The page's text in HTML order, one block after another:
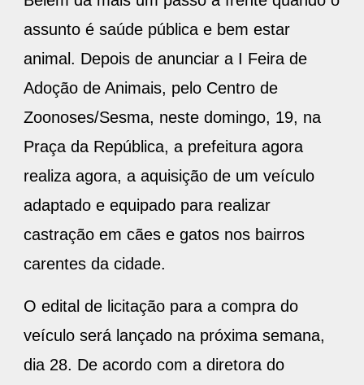
assunto é saúde pública e bem estar
animal. Depois de anunciar a I Feira de
Adoção de Animais, pelo Centro de
Zoonoses/Sesma, neste domingo, 19, na
Praça da República, a prefeitura agora
realiza agora, a aquisição de um veículo
adaptado e equipado para realizar
castração em cães e gatos nos bairros
carentes da cidade.
veículo será lançado na próxima semana,
dia 28. De acordo com a diretora do
Departamento de Vigilância em